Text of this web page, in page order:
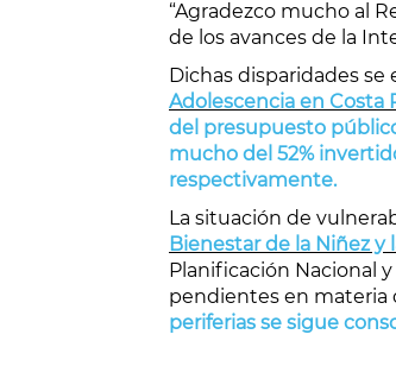
“Agradezco mucho al
de los avances de la
Dichas disparidades
Adolescencia en Costa
del presupuesto
mucho del 52%
respectivamente.
La situación de
Bienestar de la Niñez
Planificación Nacional
pendientes en materia
periferias se sigue